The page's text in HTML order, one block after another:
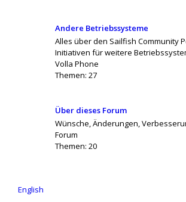
Andere Betriebssysteme
Alles über den Sailfish Community
Initiativen für weitere
Volla Phone
Themen: 27
Über dieses Forum
Wünsche, Änderungen,
Forum
Themen: 20
English